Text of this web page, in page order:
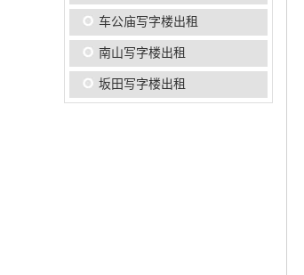
车公庙写字楼出租
南山写字楼出租
坂田写字楼出租